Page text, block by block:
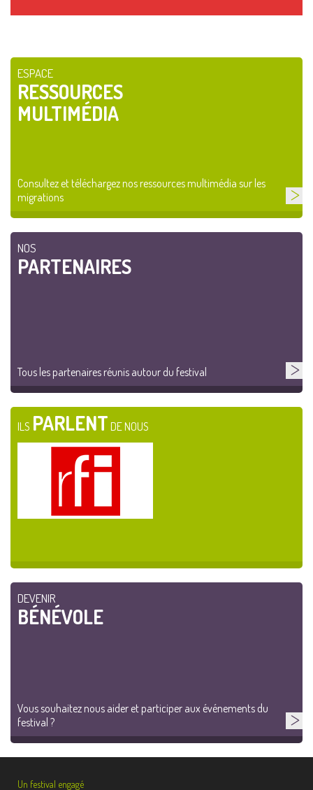
ESPACE
RESSOURCES
MULTIMÉDIA
Consultez et téléchargez nos ressources multimédia sur les
migrations
NOS
PARTENAIRES
Tous les partenaires réunis autour du festival
ILS PARLENT DE NOUS
DEVENIR
BÉNÉVOLE
Vous souhaitez nous aider et participer aux événements du
festival ?
Un festival engagé